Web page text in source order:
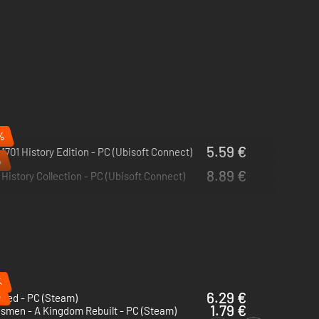
History Edition - PC (Ubisoft Connect)
5.59 €
Collection - PC (Ubisoft Connect)
8.89 €
- PC (Steam)
6.29 €
- A Kingdom Rebuilt - PC (Steam)
1.79 €